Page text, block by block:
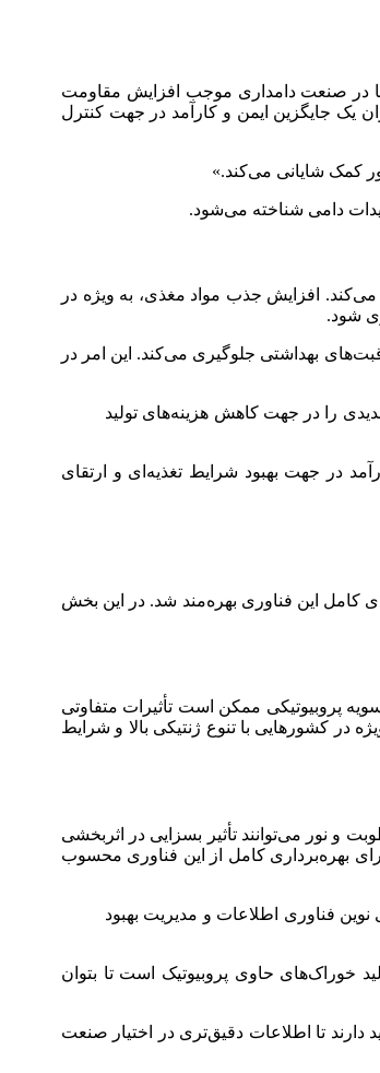
در صنعت دامداری موجب افزایش مقاومت
یک جایگزین ایمن و کارآمد در جهت کنترل
کمک شایانی می‌کند.»
دامی شناخته می‌شود.
افزایش جذب مواد مغذی، به ویژه در
شود.
بهداشتی جلوگیری می‌کند. این امر در
را در جهت کاهش هزینه‌های تولید
در جهت بهبود شرایط تغذیه‌ای و ارتقای
کامل این فناوری بهره‌مند شد. در این بخش
پروبیوتیکی ممکن است تأثیرات متفاوتی
در کشورهایی با تنوع ژنتیکی بالا و شرایط
و نور می‌توانند تأثیر بسزایی در اثربخشی
برای بهره‌برداری کامل از این فناوری محسوب
فناوری اطلاعات و مدیریت بهبود
خوراک‌های حاوی پروبیوتیک است تا بتوان
دارند تا اطلاعات دقیق‌تری در اختیار صنعت